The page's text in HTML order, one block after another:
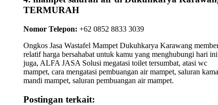
TERMURAH
Nomor Telepon: +62 0852 8833 3039
Ongkos Jasa Wastafel Mampet Dukuhkarya Karawang
relatif harga bersahabat untuk kamu yang menghubungi hari ini
juga, ALFA JASA Solusi megatasi toilet tersumbat, atasi wc
mampet, cara mengatasi pembuangan air mampet, saluran
mandi mampet, saluran pembuangan air mampet.
Postingan terkait: